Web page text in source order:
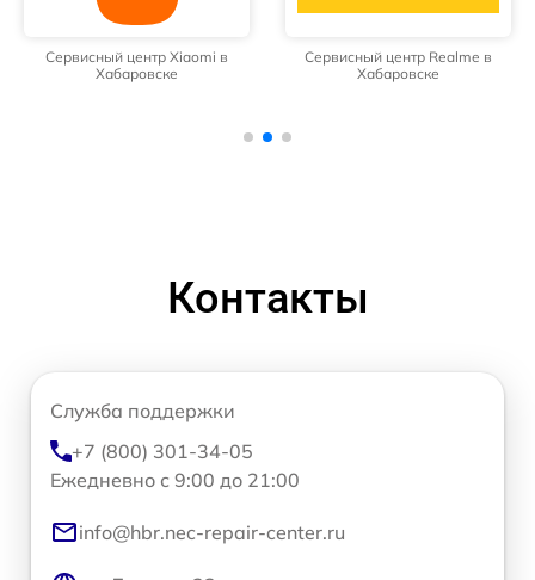
Сервисный центр Xiaomi в
Хабаровске
Сервисный центр Realme в
Хабаровске
Контакты
Служба поддержки
+7 (800) 301-34-05
Ежедневно с 9:00 до 21:00
info@hbr.nec-repair-center.ru